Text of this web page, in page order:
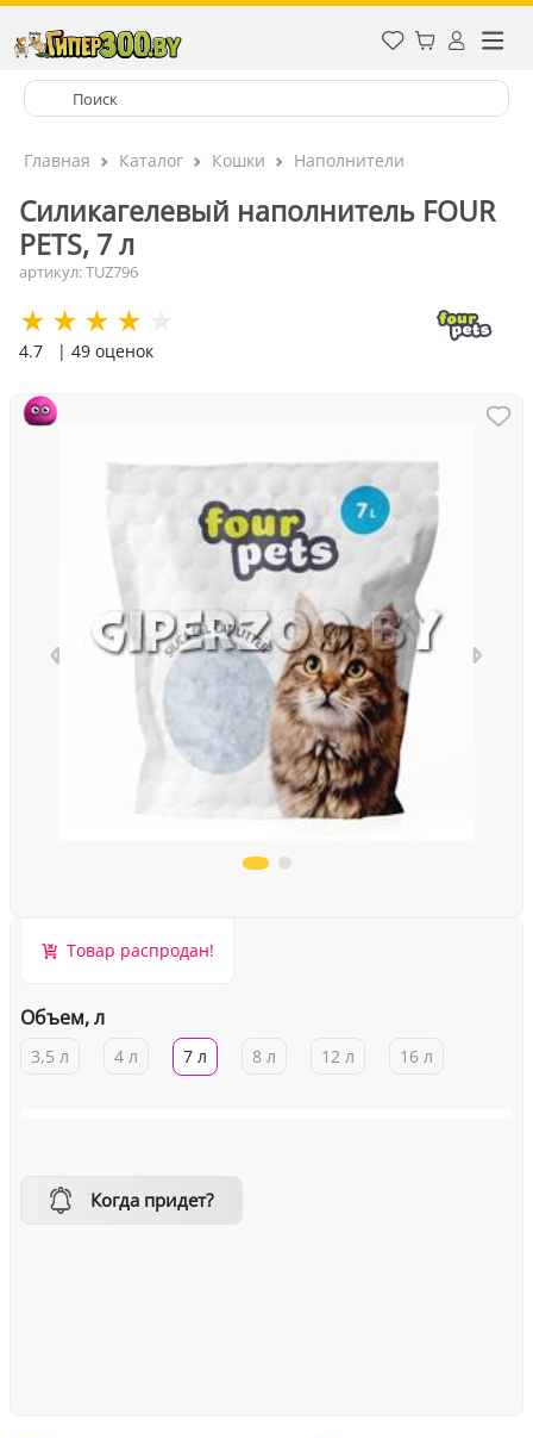
Главная Каталог Кошки Наполнители
Силикагелевый наполнитель FOUR
PETS, 7 л
артикул: TUZ796
4.7 | 49 оценок
Товар распродан!
Объем, л
3,5 л 4 л 7 л 8 л 12 л 16 л
Когда придет?